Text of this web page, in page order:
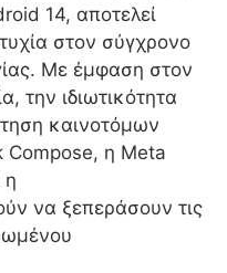
14, αποτελεί
στον σύγχρονο
Με έμφαση στον
την ιδιωτικότητα
καινοτόμων
Compose, η Meta
η
να ξεπεράσουν τις